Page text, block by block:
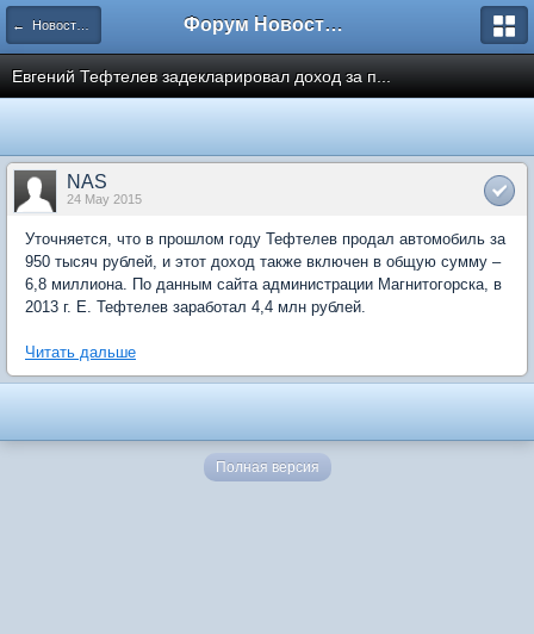
← Новости рынка недвижимости Форум Новостройки
Евгений Тефтелев задекларировал доход за п...
NAS
24 May 2015
Уточняется, что в прошлом году Тефтелев продал автомобиль за
950 тысяч рублей, и этот доход также включен в общую сумму –
6,8 миллиона. По данным сайта администрации Магнитогорска, в
2013 г. Е. Тефтелев заработал 4,4 млн рублей.
Читать дальше
Полная версия